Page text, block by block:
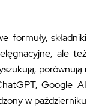
formuły, składniki
ale też
porównują i
Google AI
w październiku